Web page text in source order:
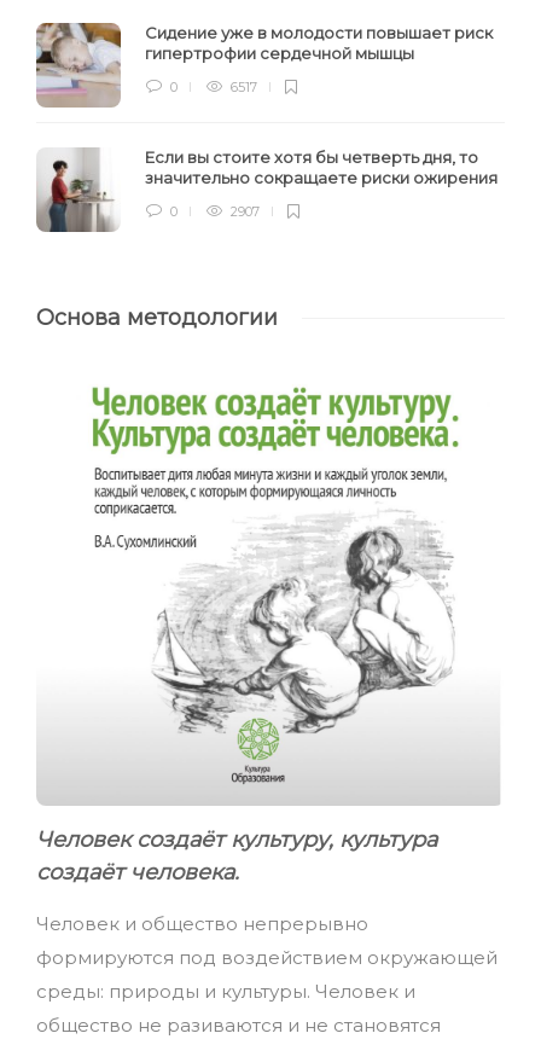
Сидение уже в молодости повышает риск
гипертрофии сердечной мышцы
0 6517
Если вы стоите хотя бы четверть дня, то
значительно сокращаете риски ожирения
0 2907
Основа методологии
Человек создаёт культуру, культура
создаёт человека.
Человек и общество непрерывно
формируются под воздействием окружающей
среды: природы и культуры. Человек и
общество не разиваются и не становятся